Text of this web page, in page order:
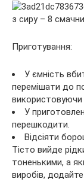
Приготування:
У ємність
перемішати до
використовуючи
У
перешкодити.
Відсіяти
Тісто вийде
тоненькими, а
виробів,